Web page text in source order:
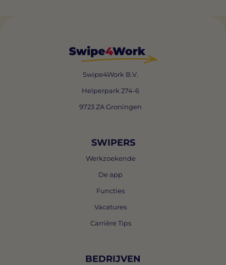
Swipe4Work B.V.
Helperpark 274-6
9723 ZA Groningen
SWIPERS
Werkzoekende
De app
Functies
Vacatures
Carrière Tips
BEDRIJVEN